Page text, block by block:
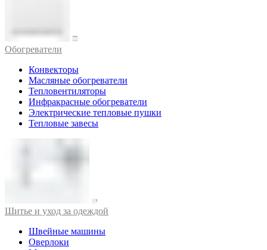
Обогреватели
Конвекторы
Масляные обогреватели
Тепловентиляторы
Инфракрасные обогреватели
Электрические тепловые пушки
Тепловые завесы
Шитье и уход за одеждой
Швейные машины
Оверлоки